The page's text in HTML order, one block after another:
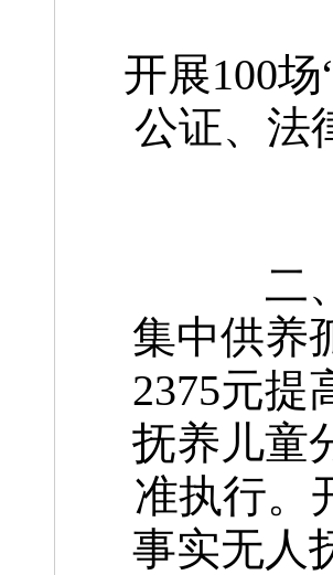
开展100
公证、法
二
集中供养
2375元提
抚养儿童
准执行。
事实无人